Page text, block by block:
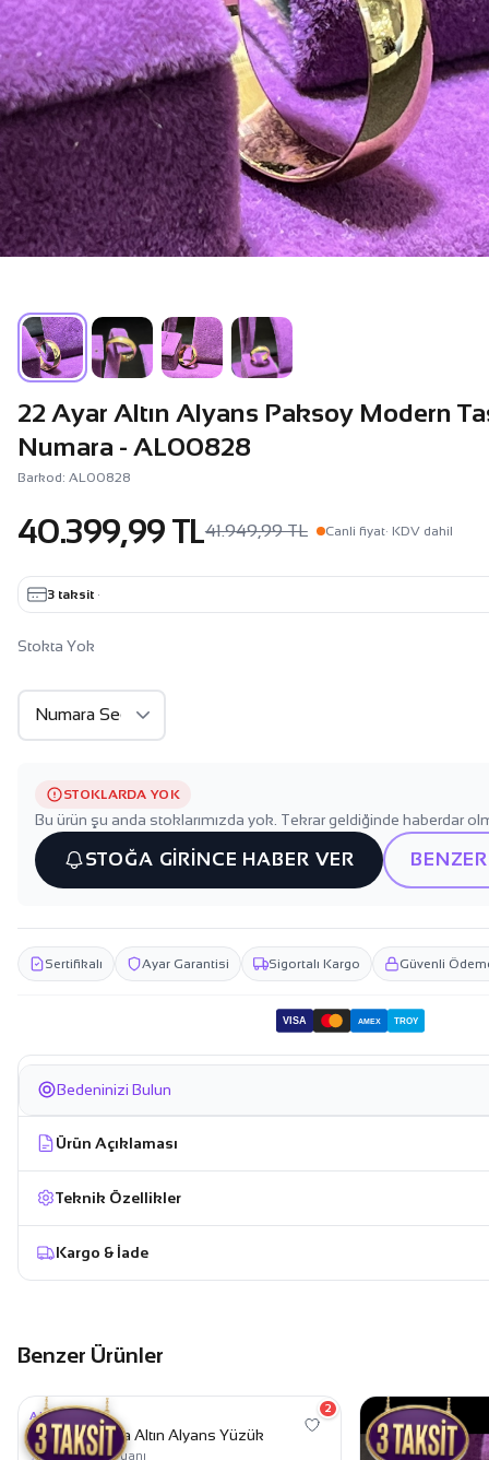
22 Ayar Altın Alyans Paksoy Modern
Numara - AL00828
Barkod: AL00828
40.399,99 TL41.949,99 TL Canli fiyat· KDV dahil
3 taksit ·
Stokta Yok
STOKLARDA YOK
Bu ürün şu anda stoklarımızda yok. Tekrar geldiğinde haberdar
STOĞA GİRİNCE HABER VER
Sertifikalı Ayar Garantisi Sigortalı Kargo Güvenli
VISA AMEX TROY
Bedeninizi Bulun
Ürün Açıklaması
Teknik Özellikler
Kargo & İade
Benzer Ürünler
35.649,99 TL
2
ALYANS
Bombeli Halka Altın Alyans Yüzük
★4,7mağaza puanı